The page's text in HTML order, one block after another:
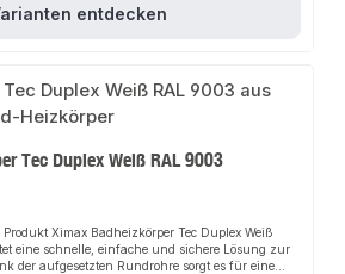
entdecken
Tec Duplex Weiß RAL 9003
Ximax Badheizkörper Tec Duplex Weiß
eine schnelle, einfache und sichere Lösung zur
der aufgesetzten Rundrohre sorgt es für eine